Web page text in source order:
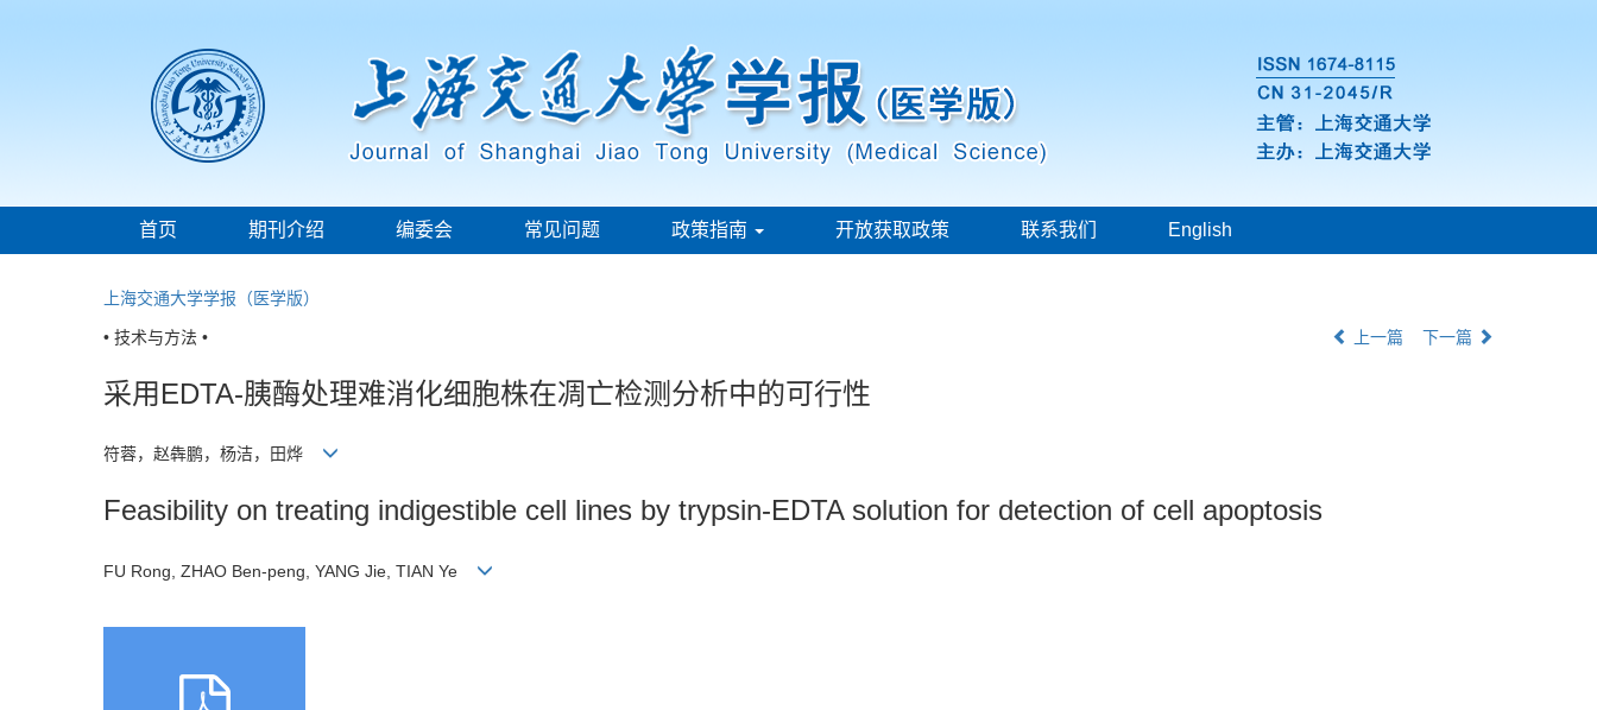
首页 期刊介绍 编委会 常见问题 政策指南 开放获取政策 联系我们 English
上海交通大学学报（医学版）
• 技术与方法 • 上一篇 下一篇
采用EDTA-胰酶处理难消化细胞株在凋亡检测分析中的可行性
符蓉，赵犇鹏，杨洁，田烨
Feasibility on treating indigestible cell lines by trypsin-EDTA solution for detection of cell apoptosis
FU Rong, ZHAO Ben-peng, YANG Jie, TIAN Ye